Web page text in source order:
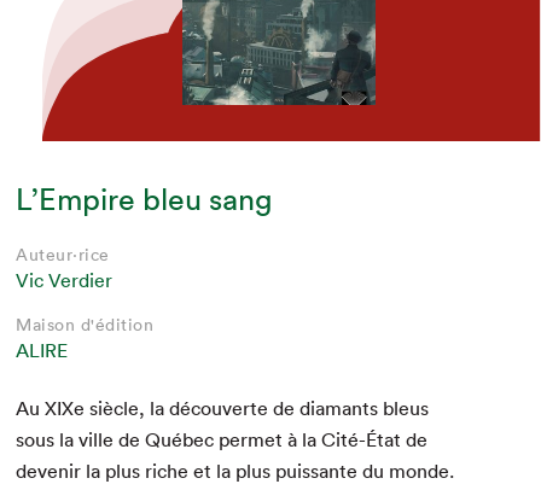
L’Empire bleu sang
Auteur·rice
Vic Verdier
Maison d'édition
ALIRE
Au XIXe siè­cle, la décou­verte de dia­mants bleus
sous la ville de Québec per­met à la Cité-État de
devenir la plus riche et la plus puis­sante du monde.